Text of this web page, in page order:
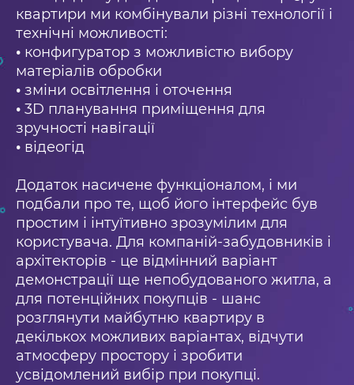
квартири ми комбінували різні технології і
технічні можливості:
• конфигуратор з можливістю вибору
матеріалів обробки
• зміни освітлення і оточення
• 3D планування приміщення для
зручності навігації
• відеогід
Додаток насичене функціоналом, і ми
подбали про те, щоб його інтерфейс був
простим і інтуїтивно зрозумілим для
користувача. Для компаній-забудовників і
архітекторів - це відмінний варіант
демонстрації ще непобудованого житла, а
для потенційних покупців - шанс
розглянути майбутню квартиру в
декількох можливих варіантах, відчути
атмосферу простору і зробити
усвідомлений вибір при покупці.